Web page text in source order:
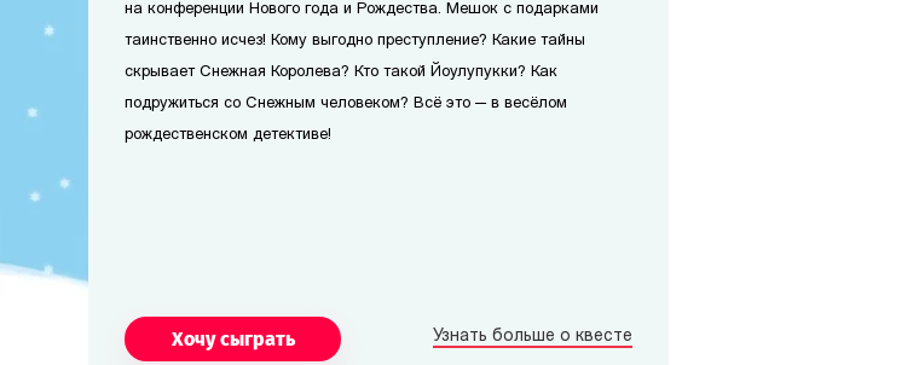
на конференции Нового года и Рождества. Мешок с подарками
таинственно исчез! Кому выгодно преступление? Какие тайны
скрывает Снежная Королева? Кто такой Йоулупукки? Как
подружиться со Снежным человеком? Всё это — в весёлом
рождественском детективе!
Хочу сыграть Узнать больше о квесте